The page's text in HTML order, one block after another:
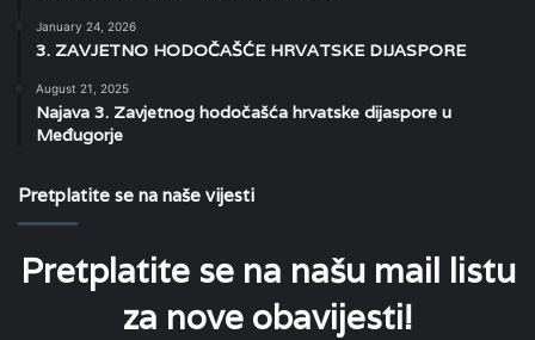
January 24, 2026
3. ZAVJETNO HODOČAŠĆE HRVATSKE DIJASPORE
August 21, 2025
Najava 3. Zavjetnog hodočašća hrvatske dijaspore u
Međugorje
Pretplatite se na naše vijesti
Pretplatite se na našu mail listu
za nove obavijesti!